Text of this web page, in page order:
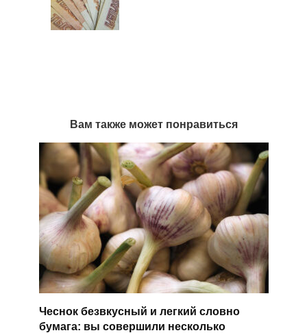
Вам также может понравиться
Чеснок безвкусный и легкий словно
бумага: вы совершили несколько